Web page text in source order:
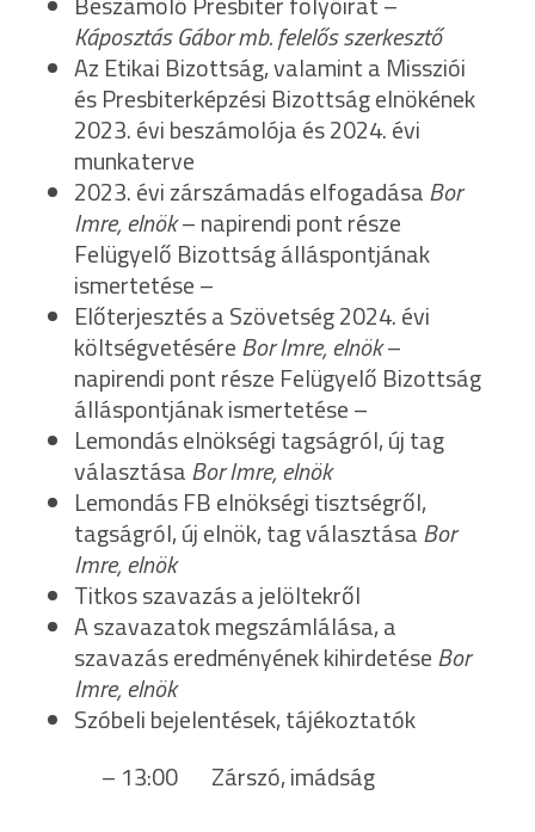
Káposztás Gábor mb. felelős szerkesztő
Az Etikai Bizottság, valamint a Missziói
és Presbiterképzési Bizottság elnökének
2023. évi beszámolója és 2024. évi
munkaterve
2023. évi zárszámadás elfogadásaBor
Imre, elnök– napirendi pont része
Felügyelő Bizottság álláspontjának
ismertetése –
Előterjesztés a Szövetség 2024. évi
költségvetéséreBor Imre, elnök–
napirendi pont része Felügyelő Bizottság
álláspontjának ismertetése –
Lemondás elnökségi tagságról, új tag
választásaBor Imre, elnök
Lemondás FB elnökségi tisztségről,
tagságról, új elnök, tag választásaBor
Imre, elnök
Titkos szavazás a jelöltekről
A szavazatok megszámlálása, a
szavazás eredményének kihirdetéseBor
Imre, elnök
Szóbeli bejelentések, tájékoztatók
– 13:00 Zárszó, imádság